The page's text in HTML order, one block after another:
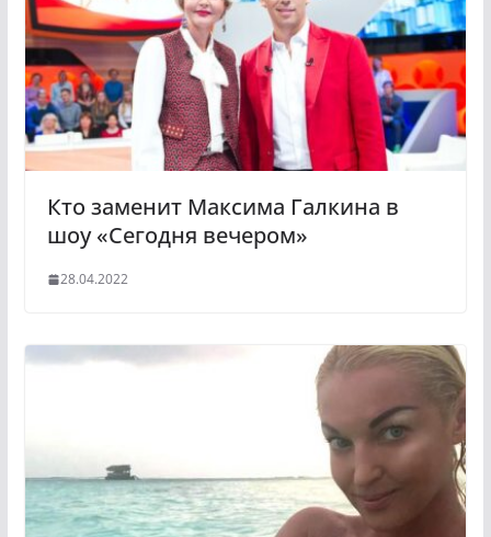
Кто заменит Максима Галкина в
шоу «Сегодня вечером»
28.04.2022